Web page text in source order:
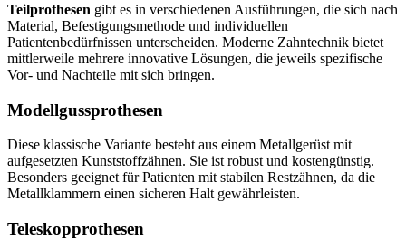
Teilprothesen gibt es in verschiedenen Ausführungen, die sich nach
Material, Befestigungsmethode und individuellen
Patientenbedürfnissen unterscheiden. Moderne Zahntechnik bietet
mittlerweile mehrere innovative Lösungen, die jeweils spezifische
Vor- und Nachteile mit sich bringen.
Modellgussprothesen
Diese klassische Variante besteht aus einem Metallgerüst mit
aufgesetzten Kunststoffzähnen. Sie ist robust und kostengünstig.
Besonders geeignet für Patienten mit stabilen Restzähnen, da die
Metallklammern einen sicheren Halt gewährleisten.
Teleskopprothesen